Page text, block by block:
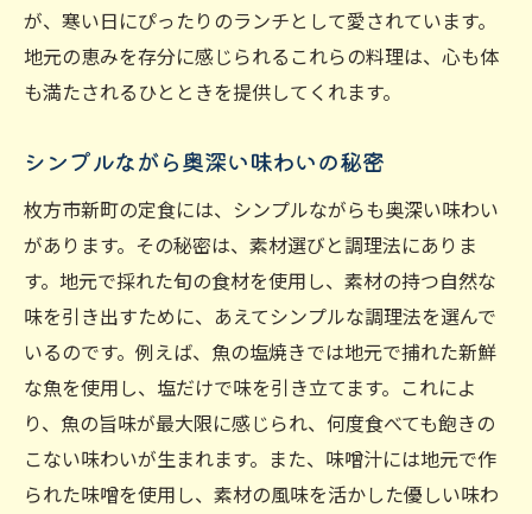
が、寒い日にぴったりのランチとして愛されています。
地元の恵みを存分に感じられるこれらの料理は、心も体
も満たされるひとときを提供してくれます。
シンプルながら奥深い味わいの秘密
枚方市新町の定食には、シンプルながらも奥深い味わい
があります。その秘密は、素材選びと調理法にありま
す。地元で採れた旬の食材を使用し、素材の持つ自然な
味を引き出すために、あえてシンプルな調理法を選んで
いるのです。例えば、魚の塩焼きでは地元で捕れた新鮮
な魚を使用し、塩だけで味を引き立てます。これによ
り、魚の旨味が最大限に感じられ、何度食べても飽きの
こない味わいが生まれます。また、味噌汁には地元で作
られた味噌を使用し、素材の風味を活かした優しい味わ